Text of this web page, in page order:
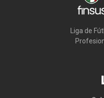
Liga de